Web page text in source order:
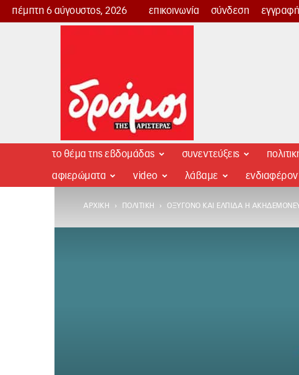
πέμπτη 6 αύγουστος, 2026 επικοινωνία σύνδεση
Δρόμος
το θέμα της εβδομάδας συνεντεύξεις
αφιερώματα video λάβαμε
ΑΡΧΙΚΉ ΠΟΛΙΤΙΚΉ ΟΞΥΓΌΝΟ ΚΑΙ ΕΛΠΊΔΑ Η